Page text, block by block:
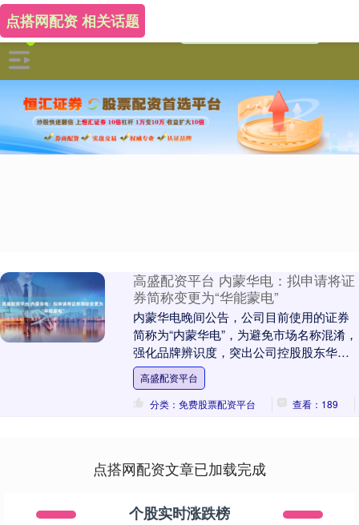
点搭网配资 相关话题
高盛配资平台 内蒙华电：拟申请将证
券简称变更为“华能蒙电”
内蒙华电晚间公告，公司目前使用的证券
简称为“内蒙华电”，为避免市场名称混淆，
强化品牌辨识度，突出公司控股股东华能
背景及蒙电主业定位，公司拟申请将证券
简称由“内蒙....
高盛配资平台
分类：免费股票配资平台
查看：189
点搭网配资文章已加载完成
个股实时涨跌榜